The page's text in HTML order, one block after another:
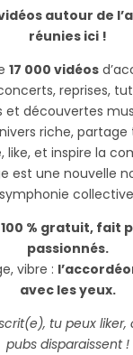
autour de
réunies ici !
17 000 vidéos
reprises,
et découvertes
riche, partage
like, et inspire la
est une nouvelle
symphonie
% gratuit, fait
passionnés.
vibre :
avec les yeux.
tu peux
pubs disparaissent !